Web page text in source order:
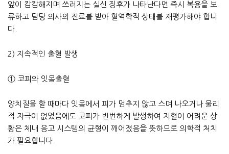
앞이 캄캄해지며 쓰러지는 실신 징후가 나타난다면 즉시 복용을 보
류하고 담당 의사의 진료를 받아 혈역학적 상태를 재평가해야 합니
다.
2) 지속적인 출혈 발생
① 코피와 잇몸출혈
양치질을 할 때마다 잇몸에서 피가 멈추지 않고 스며 나오거나 물리
적 자극이 없었음에도 코피가 빈번하게 발생하여 지혈이 어려운 상
황은 체내 응고 시스템의 균형이 깨어졌음을 뜻하므로 의학적 처치
가 필요합니다.